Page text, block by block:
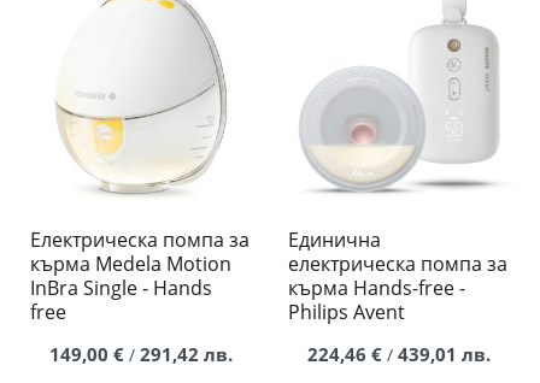
Електрическа помпа за
кърма Medela Motion
InBra Single - Hands
free
149,00 € / 291,42 лв.
Единична
електрическа помпа за
кърма Hands-free -
Philips Avent
224,46 € / 439,01 лв.